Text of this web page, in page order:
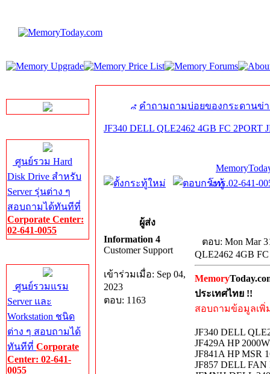
ศูนย์รวม Hard
Disk Drive สำหรับ
Server รุ่นต่าง ๆ
สอบถามได้ทันทีที่
Corporate Center:
02-641-0055
ศูนย์รวมแรม
Server และ
Workstation ชนิด
ต่าง ๆ สอบถามได้
ทันทีที่ Corporate
Center: 02-641-
0055
คำถามถามบ่อยของกระดานข่
JF340 DELL QLE2462 4GB FC 2PORT
โทร.02-641-
ผู้ส่ง
Information 4
Customer Support
เข้าร่วมเมื่อ: Sep 04,
2023
ตอบ: 1163
ตอบ: Mon Mar
QLE2462 4GB
Memory
ประเทศไทย !!
สอบถามข้อมูลเพิ่
JF340 DELL
JF429A HP
JF841A HP MSR
JF857 DELL FAN